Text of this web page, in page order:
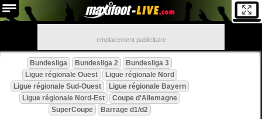
emplacement publicitaire
Bundesliga Bundesliga 2
Bundesliga 3
Ligue régionale Ouest
Ligue régionale Nord
Ligue régionale Sud-Ouest
Ligue régionale Bayern
Ligue régionale Nord-Est
Coupe d'Allemagne
SuperCoupe
Barrage d1/d2